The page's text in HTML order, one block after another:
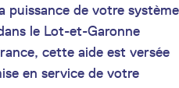
puissance de votre système
le Lot-et-Garonne
cette aide est versée
en service de votre